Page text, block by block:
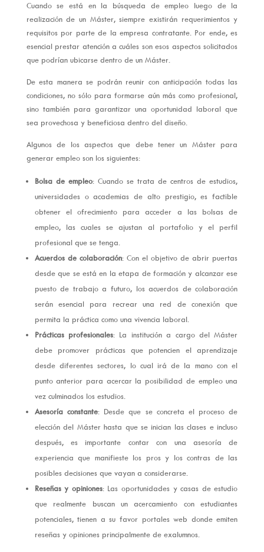
Cuando se está en la búsqueda de empleo luego de la
realización de un Máster, siempre existirán requerimientos y
requisitos por parte de la empresa contratante. Por ende, es
esencial prestar atención a cuáles son esos aspectos solicitados
que podrían ubicarse dentro de un Máster.
De esta manera se podrán reunir con anticipación todas las
condiciones, no sólo para formarse aún más como profesional,
sino también para garantizar una oportunidad laboral que
sea provechosa y beneficiosa dentro del diseño.
Algunos de los aspectos que debe tener un Máster para
generar empleo son los siguientes:
Bolsa de empleo: Cuando se trata de centros de estudios,
universidades o academias de alto prestigio, es factible
obtener el ofrecimiento para acceder a las bolsas de
empleo, las cuales se ajustan al portafolio y el perfil
profesional que se tenga.
Acuerdos de colaboración: Con el objetivo de abrir puertas
desde que se está en la etapa de formación y alcanzar ese
puesto de trabajo a futuro, los acuerdos de colaboración
serán esencial para recrear una red de conexión que
permita la práctica como una vivencia laboral.
Prácticas profesionales: La institución a cargo del Máster
debe promover prácticas que potencien el aprendizaje
desde diferentes sectores, lo cual irá de la mano con el
punto anterior para acercar la posibilidad de empleo una
vez culminados los estudios.
Asesoría constante: Desde que se concreta el proceso de
elección del Máster hasta que se inician las clases e incluso
después, es importante contar con una asesoría de
experiencia que manifieste los pros y los contras de las
posibles decisiones que vayan a considerarse.
Reseñas y opiniones: Las oportunidades y casas de estudio
que realmente buscan un acercamiento con estudiantes
potenciales, tienen a su favor portales web donde emiten
reseñas y opiniones principalmente de exalumnos.